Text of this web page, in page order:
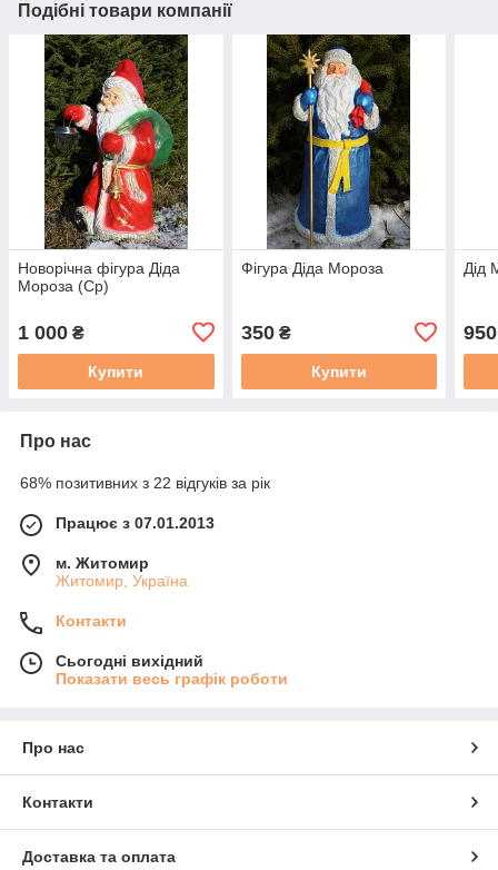
Подібні товари компанії
Новорічна фігура Діда
Мороза (Ср)
1 000 ₴
Купити
Фігура Діда Мороза
350₴
Купити
Дід
950
Про нас
68% позитивних з 22 відгуків за рік
Працює з 07.01.2013
м. Житомир
Житомир, Україна
Контакти
Сьогодні вихідний
Показати весь графік роботи
Про нас
Контакти
Доставка та оплата